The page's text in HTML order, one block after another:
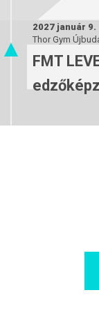
2027 január 9.
Thor Gym
FMT